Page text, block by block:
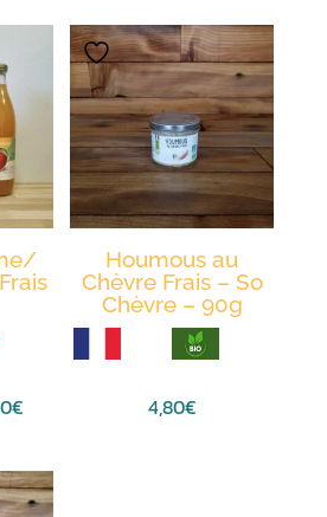
€
Houmous au
Chèvre Frais – So
Chèvre – 90g
4,80€